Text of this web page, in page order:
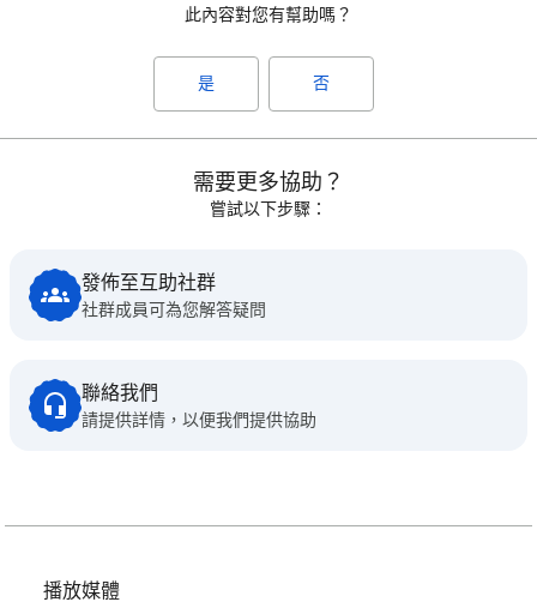
此內容對您有幫助嗎？
是 否
需要更多協助？
嘗試以下步驟：
發佈至互助社群
社群成員可為您解答疑問
聯絡我們
請提供詳情，以便我們提供協助
播放媒體